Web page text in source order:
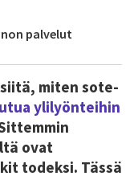
palvelut
miten sote-
ylilyönteihin
ovat
todeksi. Tässä